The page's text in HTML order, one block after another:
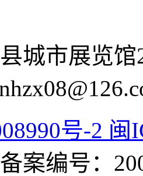
城市展览馆
号-2 闽
案编号：